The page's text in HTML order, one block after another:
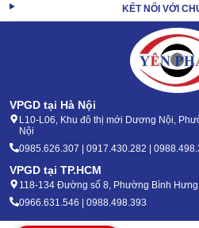
Từ đó, quy trình phun rửa vệ sinh
THÊM:
Máy phun rửa xe ô
9.0HP-170T
2. Cách vận hành máy rửa
3600 PSI 7.5KW
KẾT NỐI VỚI
VPGD tại Hà Nội
L10-L06, Khu đô thị mới Dương Nội,
Nội
0985.626.307 | 0917.430.282 |
VPGD tại TP.HCM
118-134 Đường số 8, Phường Bình
0966.631.546 | 0988.498.393